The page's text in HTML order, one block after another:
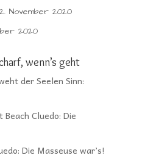
2. November 2020
2020
wenn’s geht
der Seelen Sinn:
Beach Cluedo: Die
Die Masseuse war’s!